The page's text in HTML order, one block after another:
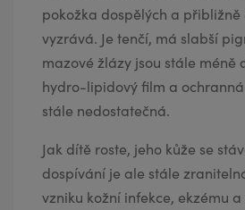
pokožka dospělých a přibližně
vyzrává. Je tenčí, má slabší
mazové žlázy jsou stále méně
hydro-lipidový film a
stále nedostatečná.
Jak dítě roste, jeho kůže se
dospívání je ale stále
vzniku kožní infekce, ekzému